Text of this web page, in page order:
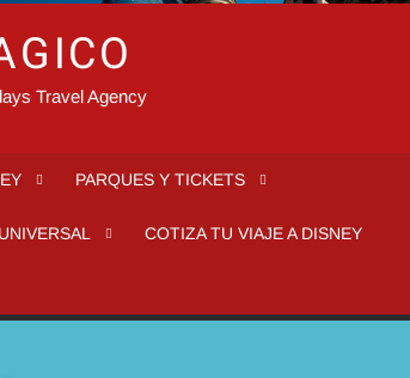
Travel Agency
PARQUES Y TICKETS
UNIVERSAL COTIZA TU VIAJE A DISNEY